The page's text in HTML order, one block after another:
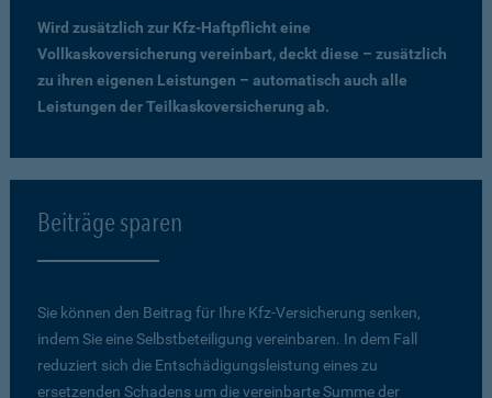
Wird zusätzlich zur Kfz-Haftpflicht eine
Vollkaskoversicherung vereinbart, deckt diese – zusätzlich
zu ihren eigenen Leistungen – automatisch auch alle
Leistungen der Teilkaskoversicherung ab.
Beiträge sparen
Sie können den Beitrag für Ihre Kfz-Versicherung senken,
indem Sie eine Selbstbeteiligung vereinbaren. In dem Fall
reduziert sich die Entschädigungsleistung eines zu
ersetzenden Schadens um die vereinbarte Summe der